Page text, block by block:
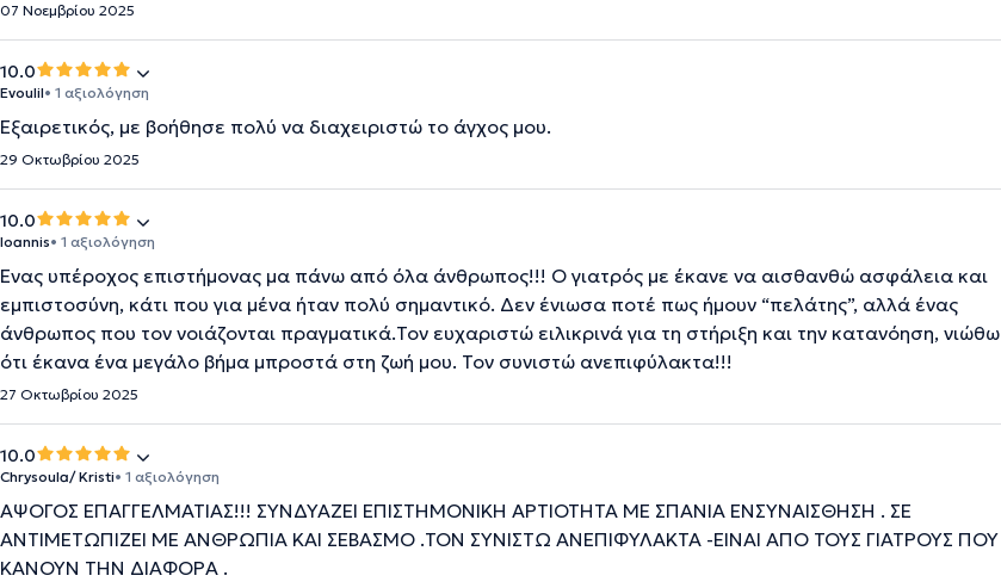
07 Νοεμβρίου 2025
10.0
Evoulil• 1 αξιολόγηση
Εξαιρετικός, με βοήθησε πολύ να διαχειριστώ το άγχος μου.
29 Οκτωβρίου 2025
10.0
Ioannis• 1 αξιολόγηση
Ένας υπέροχος επιστήμονας μα πάνω από όλα άνθρωπος!!! Ο γιατρός με έκανε να αισθανθώ ασφάλεια και
εμπιστοσύνη, κάτι που για μένα ήταν πολύ σημαντικό. Δεν ένιωσα ποτέ πως ήμουν “πελάτης”, αλλά ένας
άνθρωπος που τον νοιάζονται πραγματικά.Τον ευχαριστώ ειλικρινά για τη στήριξη και την κατανόηση, νιώθω
ότι έκανα ένα μεγάλο βήμα μπροστά στη ζωή μου. Τον συνιστώ ανεπιφύλακτα!!!
27 Οκτωβρίου 2025
10.0
Chrysoula/ Kristi• 1 αξιολόγηση
ΑΨΟΓΟΣ ΕΠΑΓΓΕΛΜΑΤΙΑΣ!!! ΣΥΝΔΥΑΖΕΙ ΕΠΙΣΤΗΜΟΝΙΚΗ ΑΡΤΙΟΤΗΤΑ ΜΕ ΣΠΑΝΙΑ ΕΝΣΥΝΑΙΣΘΗΣΗ . ΣΕ
ΑΝΤΙΜΕΤΩΠΙΖΕΙ ΜΕ ΑΝΘΡΩΠΙΑ ΚΑΙ ΣΕΒΑΣΜΟ .ΤΟΝ ΣΥΝΙΣΤΩ ΑΝΕΠΙΦΥΛΑΚΤΑ -ΕΙΝΑΙ ΑΠΟ ΤΟΥΣ ΓΙΑΤΡΟΥΣ ΠΟΥ
ΚΑΝΟΥΝ ΤΗΝ ΔΙΑΦΟΡΑ .